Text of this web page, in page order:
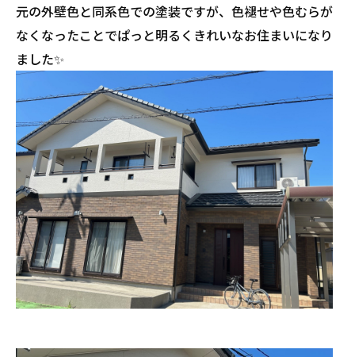
元の外壁色と同系色での塗装ですが、色褪せや色むらが
なくなったことでぱっと明るくきれいなお住まいになり
ました✨